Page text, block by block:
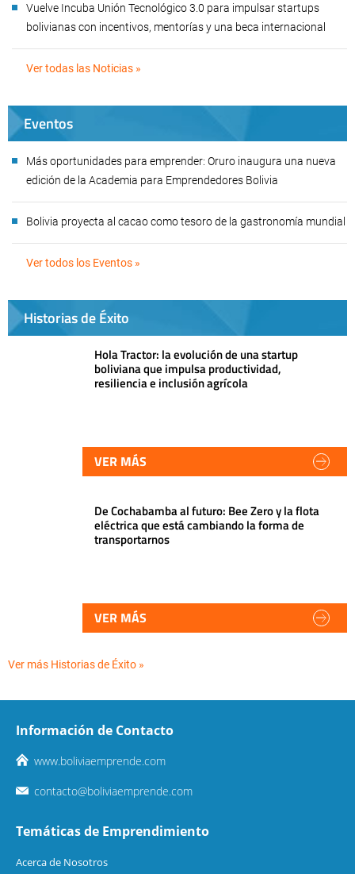
Vuelve Incuba Unión Tecnológico 3.0 para impulsar startups
bolivianas con incentivos, mentorías y una beca internacional
Ver todas las Noticias »
Eventos
Más oportunidades para emprender: Oruro inaugura una nueva
edición de la Academia para Emprendedores Bolivia
Bolivia proyecta al cacao como tesoro de la gastronomía mundial
Ver todos los Eventos »
Historias de Éxito
Hola Tractor: la evolución de una startup
boliviana que impulsa productividad,
resiliencia e inclusión agrícola
VER MÁS
De Cochabamba al futuro: Bee Zero y la flota
eléctrica que está cambiando la forma de
transportarnos
VER MÁS
Ver más Historias de Éxito »
Información de Contacto
www.boliviaemprende.com
contacto@boliviaemprende.com
Temáticas de Emprendimiento
Acerca de Nosotros